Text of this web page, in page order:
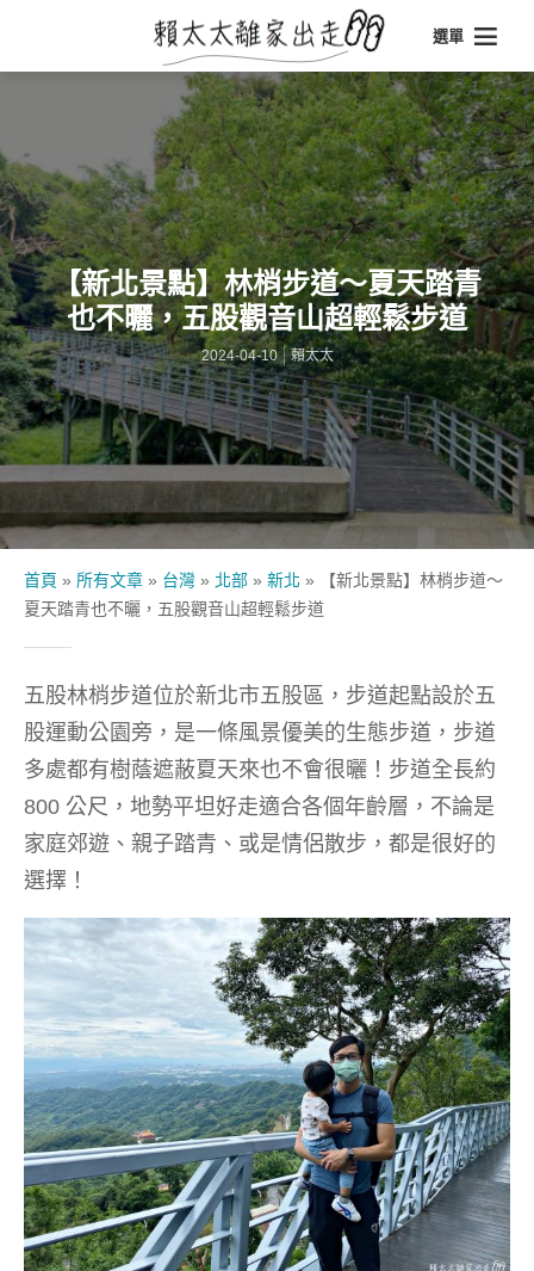
選單
【新北景點】林梢步道～夏天踏青
也不曬，五股觀音山超輕鬆步道
2024-04-10 賴太太
首頁 » 所有文章 » 台灣 » 北部 » 新北 »
【新北景點】林梢步道～
夏天踏青也不曬，五股觀音山超輕鬆步道
五股林梢步道位於新北市五股區，步道起點設於五
股運動公園旁，是一條風景優美的生態步道，步道
多處都有樹蔭遮蔽夏天來也不會很曬！步道全長約
800 公尺，地勢平坦好走適合各個年齡層，不論是
家庭郊遊、親子踏青、或是情侶散步，都是很好的
選擇！